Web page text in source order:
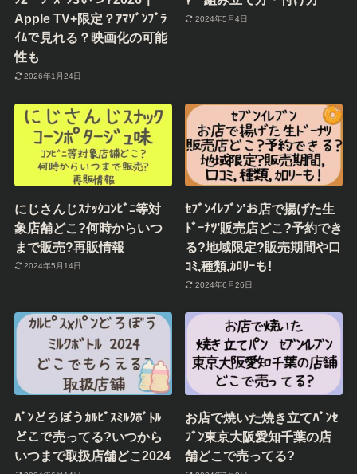
Apple TV+限定？ｱﾏｿﾞﾝﾌﾟﾗ
ｲﾑで見れる？映画化の可能
性も
2026年1月24日
2024年5月4日
にじさんじｽﾅｯｸｺﾝﾋﾞﾆ等対
象店舗どこ?何時からいつ
まで販売?再販情報
2024年5月14日
ｾﾌﾞﾝｲﾚﾌﾞﾝ’お店で揚げた生
ﾄﾞｰﾅﾂ’販売店どこ?予約でき
る?地域限定?販売期間や口
ｺﾐ,種類,ｶﾛﾘｰも!
2024年6月26日
ﾊﾟﾝどろぼうｶﾙﾋﾟｽﾐﾙｸﾎﾞﾄﾙ
どこで売ってる?いつから
いつまで取扱店舗どこ2024
お店で焼いた焼き立てﾊﾟﾝｾ
ﾌﾞﾝ東京大阪愛知千葉の店
舗どこで売ってる?